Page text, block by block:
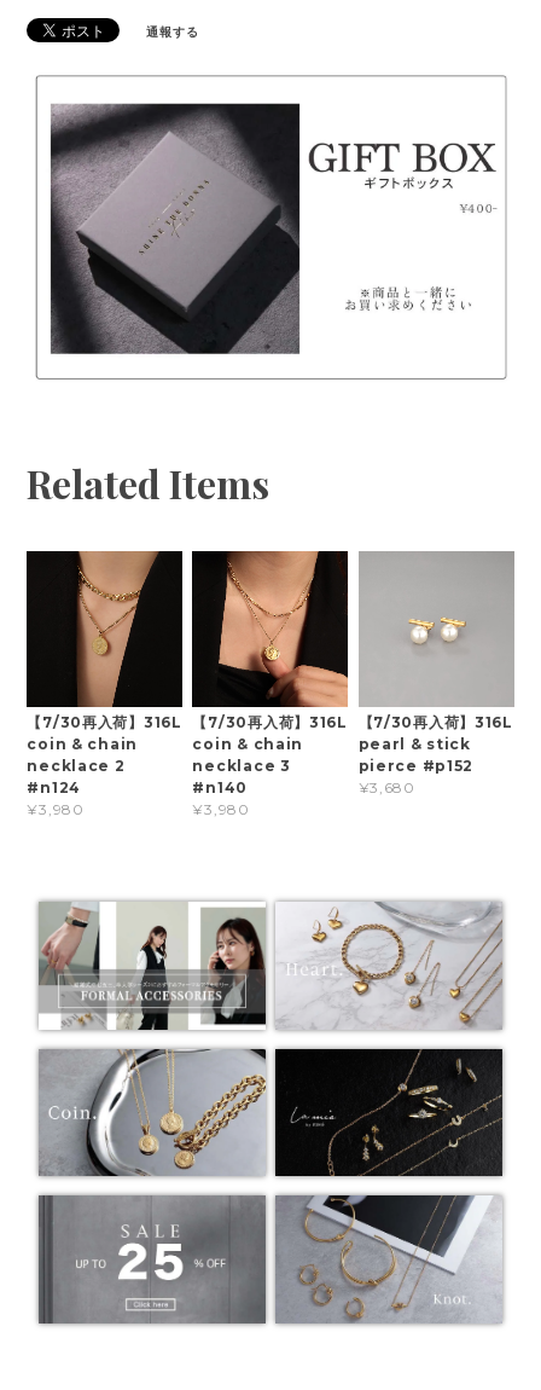
◆発送日・到着日の指定はできません。お問い合わせ
品の傷や不具合、ご注文内容に誤りがないかの確認を
◆万が一不良品をお届けしてしまった場合は、すぐに
お取り替えさせていただきますので、お手数ですが
「ご注文者様のお名前、商品欠陥・不良箇所の写真」
を添付しチャットからお問い合わせください。
◆不良品・誤配送の場合以外のお客様都合によるキャ
ンセル・返品はお受けできません。
通報する
Related Items
【7/30再入荷】316L
coin & chain
necklace 2
#n124
¥3,980
【7/30再入荷】316L
coin & chain
necklace 3
#n140
¥3,980
【7/30再入荷】316L
pearl & stick
pierce #p152
¥3,680